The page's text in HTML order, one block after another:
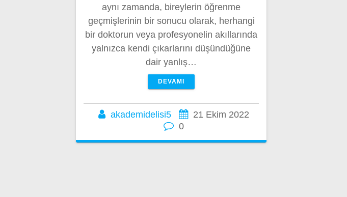
aynı zamanda, bireylerin öğrenme
geçmişlerinin bir sonucu olarak, herhangi
bir doktorun veya profesyonelin akıllarında
yalnızca kendi çıkarlarını düşündüğüne
dair yanlış…
DEVAMI
akademidelisi5
21 Ekim 2022
0